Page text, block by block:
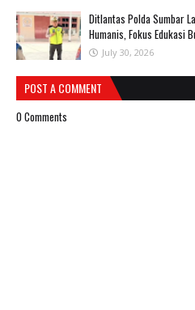
Ditlantas Polda Sumbar
Humanis, Fokus Edukasi
July 30, 2026
POST A COMMENT
0 Comments